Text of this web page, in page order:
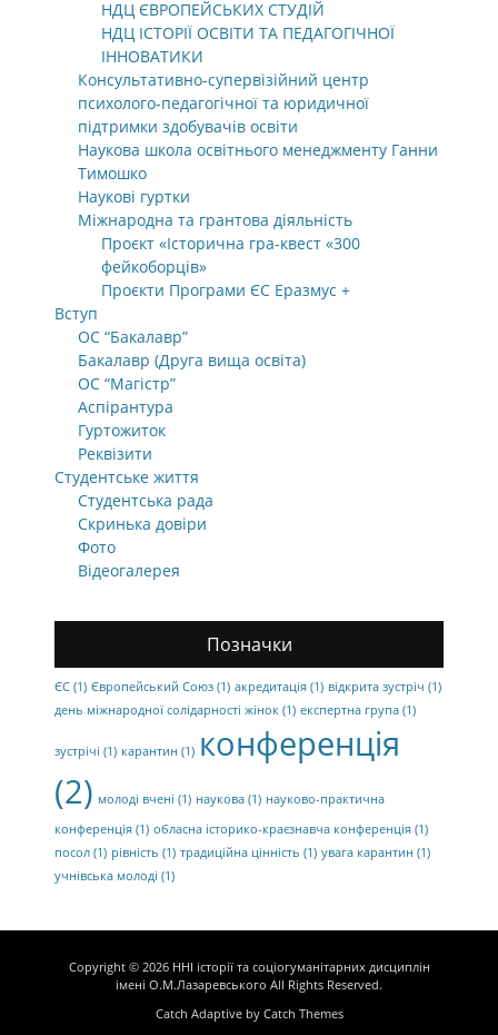
НДЦ ЄВРОПЕЙСЬКИХ СТУДІЙ
НДЦ ІСТОРІЇ ОСВІТИ ТА ПЕДАГОГІЧНОЇ
ІННОВАТИКИ
Консультативно-супервізійний центр
психолого-педагогічної та юридичної
підтримки здобувачів освіти
Наукова школа освітнього менеджменту Ганни
Тимошко
Наукові гуртки
Міжнародна та грантова діяльність
Проєкт «Історична гра-квест «300
фейкоборців»
Проєкти Програми ЄС Еразмус +
Вступ
ОС “Бакалавр”
Бакалавр (Друга вища освіта)
ОС “Магістр”
Аспірантура
Гуртожиток
Реквізити
Студентське життя
Студентська рада
Скринька довіри
Фото
Відеогалерея
Позначки
ЄС (1) Європейський Союз (1) акредитація (1) відкрита зустріч (1)
день міжнародної солідарності жінок (1) експертна група (1)
зустрічі (1) карантин (1) конференція
(2) молоді вчені (1) наукова (1) науково-практична
конференція (1) обласна історико-краєзнавча конференція (1)
посол (1) рівність (1) традиційна цінність (1) увага карантин (1)
учнівська молоді (1)
Copyright © 2026 ННІ історії та соціогуманітарних дисциплін
імені О.М.Лазаревського All Rights Reserved.
Catch Adaptive by Catch Themes